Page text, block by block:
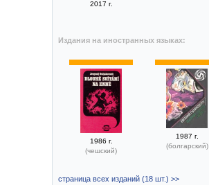
2017 г.
Издания на иностранных языках:
1986 г.
(чешский)
1987 г.
(болгарский)
страница всех изданий (18 шт.) >>